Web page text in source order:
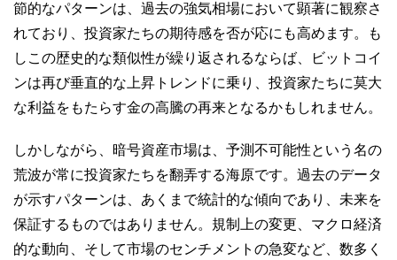
節的なパターンは、過去の強気相場において顕著に観察さ
れており、投資家たちの期待感を否が応にも高めます。も
しこの歴史的な類似性が繰り返されるならば、ビットコイ
ンは再び垂直的な上昇トレンドに乗り、投資家たちに莫大
な利益をもたらす金の高騰の再来となるかもしれません。
しかしながら、暗号資産市場は、予測不可能性という名の
荒波が常に投資家たちを翻弄する海原です。過去のデータ
が示すパターンは、あくまで統計的な傾向であり、未来を
保証するものではありません。規制上の変更、マクロ経済
的な動向、そして市場のセンチメントの急変など、数多く